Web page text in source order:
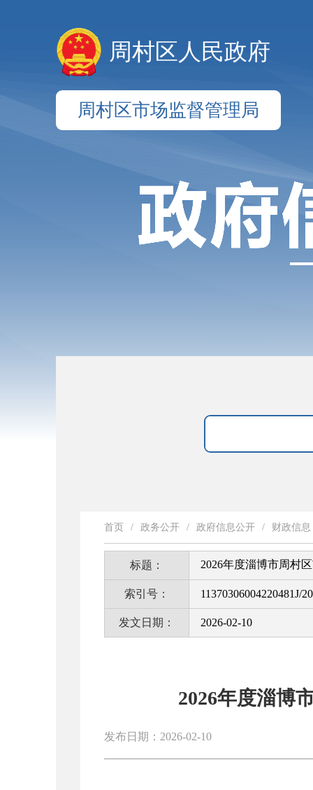
周村区人民政府
周村区市场监督管理局
首页 / 政务公开 / 政府信息公开 / 财政信息
标题： 2026年度淄博市周村
索引号： 11370306004220481J/
发文日期： 2026-02-10
2026年度淄博
发布日期：2026-02-10